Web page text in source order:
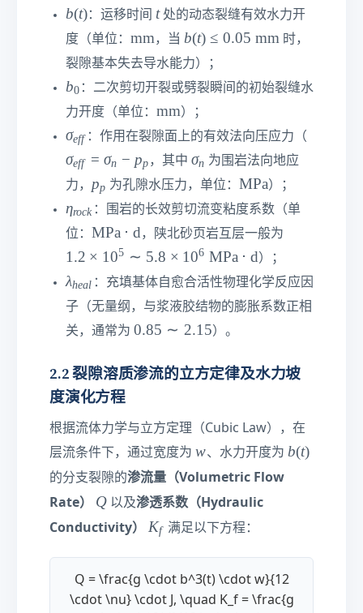
b
(
t
)
b(t)：运移时间 tt处的动态裂缝有效水力开
度（单位： \t
e
xt
{
m
m
mm，当 b
(t
)
≤
0.
0
te
xt
{
m
m
}
b(t) ≤ 0.05 mm时，
裂隙基本失去导水能力）；
b
_
0
b0 ：二次剪切开裂或劈裂瞬间的初始裂缝水
力开度（单位： \t
e
xt
{
m
m
mm）；
σ
_
e
f
f
σeff ：作用在裂隙面上的有效法向压应力（
σ
_
σeff = σn − pp ，其中 σ
n
σn 为围岩法向地应
力， p
_
p
pp 为孔隙水压力，单位： \t
e
xt
{
M
P
MPa）；
η
_
{
r
o
c
}
ηrock ：围岩的长效剪切流变粘度系数（单
位： \t
e
{
M
P
\c
d
ot
\t
e
xt
{
}
MPa ⋅ d，陕北砂页岩互层一般为
m
es
^
5
5.
8\
ti
6\
te
1.2 × 105 ∼ 5.8 × 106 MPa ⋅ d）；
\l
a
m
b
a
_
h
e
al
}
λheal ：充填基体自愈合活性物理化学反应因
子（无量纲，与浆液胶结物的膨胀系数正相
关，通常为 0.
5\
si
2.
5
0.85 ∼ 2.15）。
2.2 裂隙溶质渗流的立方定律及水力坡
度演化方程
根据流体力学与立方定理（Cubic Law），在
层流条件下，通过宽度为 w
w、水力开度为 b
b(t)
的分支裂隙的渗流量（Volumetric Flow
Rate） Q
Q 以及渗透系数（Hydraulic
Conductivity）
K
f
Kf 满足以下方程：
Q = \frac{g \cdot b^3(t) \cdot w}{12
\cdot \nu} \cdot J, \quad K_f = \frac{g